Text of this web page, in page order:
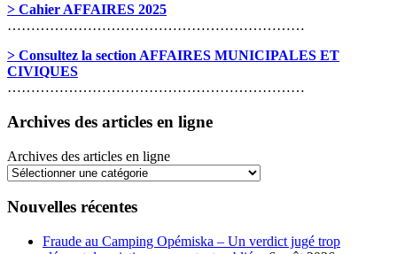
> Cahier AFFAIRES 2025
………………………………………………………
> Consultez la section AFFAIRES MUNICIPALES ET
CIVIQUES
………………………………………………………
Archives des articles en ligne
Archives des articles en ligne
Nouvelles récentes
Fraude au Camping Opémiska – Un verdict jugé trop